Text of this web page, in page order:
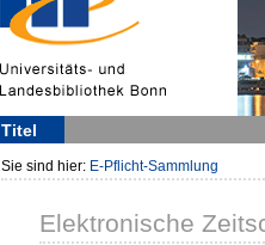
Titel
Sie sind hier: E-Pflicht-Sammlung
Elektronische